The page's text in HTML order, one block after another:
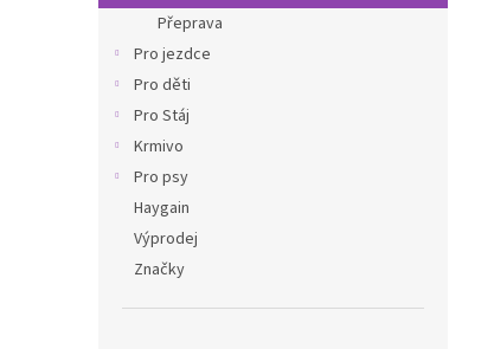
Přeprava
Pro jezdce
Pro děti
Pro Stáj
Krmivo
Pro psy
Haygain
Výprodej
Značky